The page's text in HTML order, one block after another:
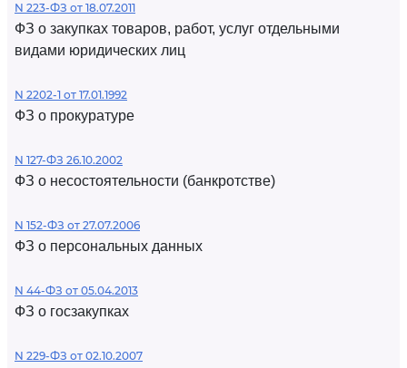
N 223-ФЗ от 18.07.2011
ФЗ о закупках товаров, работ, услуг отдельными
видами юридических лиц
N 2202-1 от 17.01.1992
ФЗ о прокуратуре
N 127-ФЗ 26.10.2002
ФЗ о несостоятельности (банкротстве)
N 152-ФЗ от 27.07.2006
ФЗ о персональных данных
N 44-ФЗ от 05.04.2013
ФЗ о госзакупках
N 229-ФЗ от 02.10.2007